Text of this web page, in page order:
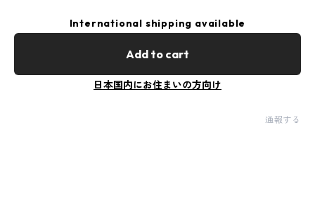
International shipping available
Add to cart
日本国内にお住まいの方向け
通報する